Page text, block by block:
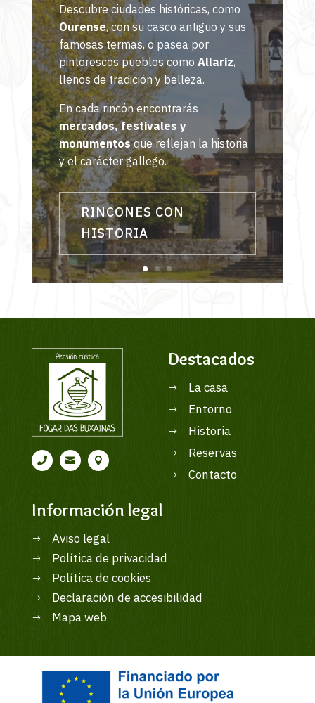
Descubre ciudades históricas, como
Ourense, con su casco antiguo y sus
famosas termas, o pasea por
pintorescos pueblos comoAllariz,
llenos de tradición y belleza.
En cada rincón encontrarás
mercados, festivales y
monumentosque reflejan la historia
y el carácter gallego.
RINCONES CON
HISTORIA
  
Destacados
$ La casa
$ Entorno
$ Historia
$ Reservas
$ Contacto
Información legal
$ Aviso legal
$ Política de privacidad
$ Política de cookies
$ Declaración de accesibilidad
$ Mapa web